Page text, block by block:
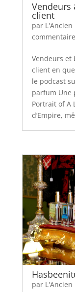
Vendeurs
client
par L'Ancien
Vendeurs et
client en
le podcast
parfum Une
Portrait of A
d’Empire,
par L'Ancien